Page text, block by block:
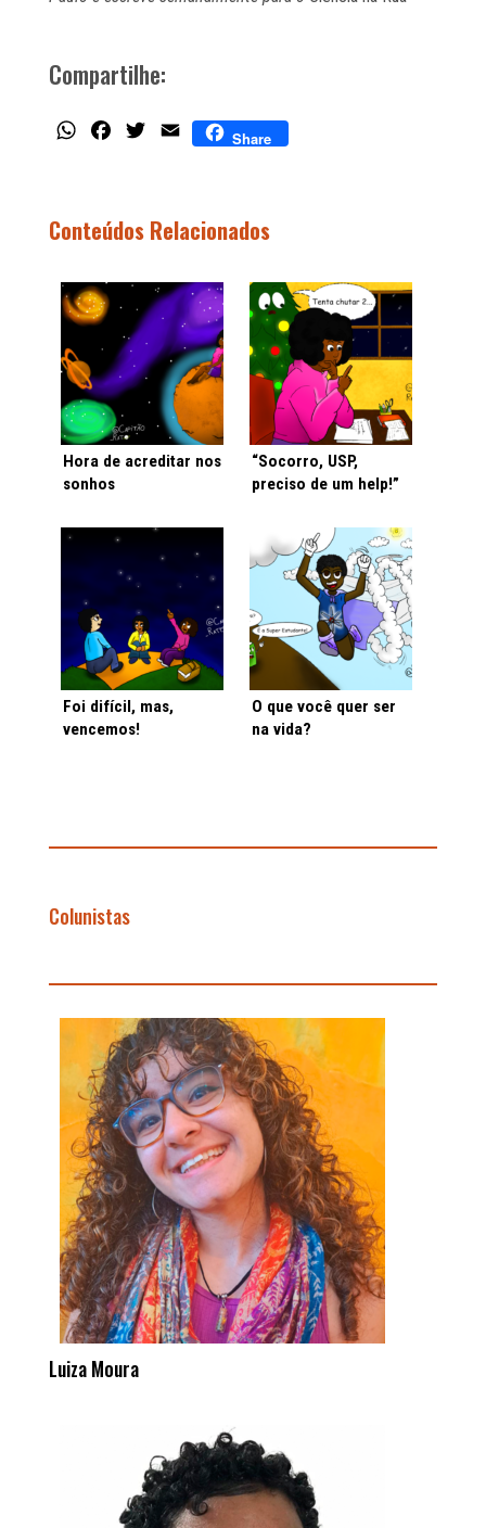
Compartilhe:
WhatsAppFacebook
TwitterEmail Share
Conteúdos Relacionados
Hora de acreditar nos
sonhos
“Socorro, USP,
preciso de um help!”
Foi difícil, mas,
vencemos!
O que você quer ser
na vida?
Colunistas
Luiza Moura